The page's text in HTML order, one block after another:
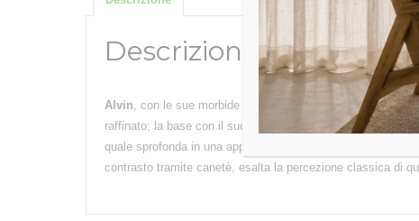
Descrizione
Alvin, con le sue morbide sedute in vera piuma con
raffinato; la base con il suo disegno sinuoso ed elegante
quale sprofonda in una apposita combinazione di piume e
contrasto tramite canetè, esalta la percezione classica di